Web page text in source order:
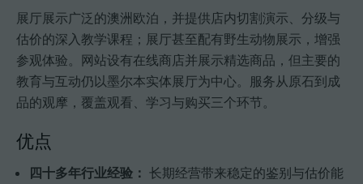
展厅展示广泛的澳洲欧泊，并提供店内切割演示、分级与
估价的深入教学课程；展厅甚至配有野生动物展示，增强
参观体验。网站设有在线商店并展示精选商品，但主要的
教育与互动仍以墨尔本实体展厅为中心。服务从原石到成
品的观摩，覆盖观看、学习与购买三个环节。
优点
四十多年行业经验： 长期经营带来稳定的鉴别与估价能